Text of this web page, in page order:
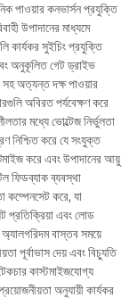
পাওয়ার কনভার্সন প্রযুক্তি
উপাদানের মাধ্যমে
কার্যকর সুইচিং প্রযুক্তি
অনুকূলিত গেট ড্রাইভ
সহ অত্যন্ত দক্ষ পাওয়ার
অবিরত পর্যবেক্ষণ করে
মধ্যে ভোল্টেজ নির্ভুলতা
নিশ্চিত করে যে সংযুক্ত
করে এবং উপাদানের আয়ু
ফিডব্যাক ব্যবস্থা
কম্পেনসেট করে, যা
প্রতিক্রিয়া এবং লোড
অ্যালগরিদম বাস্তব সময়ে
পূর্বাভাস দেয় এবং বিচ্যুতি
কাস্টমাইজযোগ্য
অনুযায়ী কার্যকর